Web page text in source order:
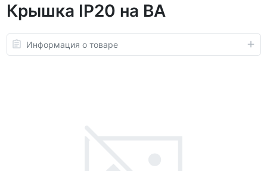
Крышка IP20 на ВА
Информация о товаре